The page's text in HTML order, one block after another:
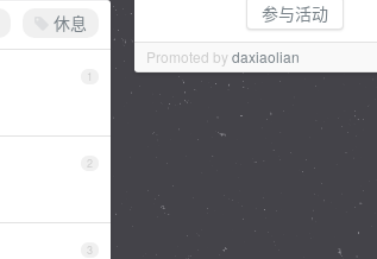
参与活动
Promoted bydaxiaolian
休息
1
2
3